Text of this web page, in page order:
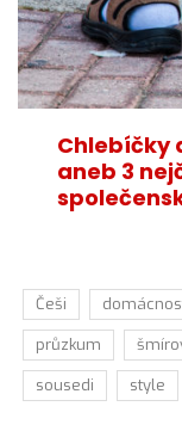
Chlebíčky
aneb 3
Češi
průzkum
sousedi
style